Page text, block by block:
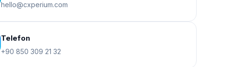
hello@cxperium.com
Telefon
+90 850 309 21 32